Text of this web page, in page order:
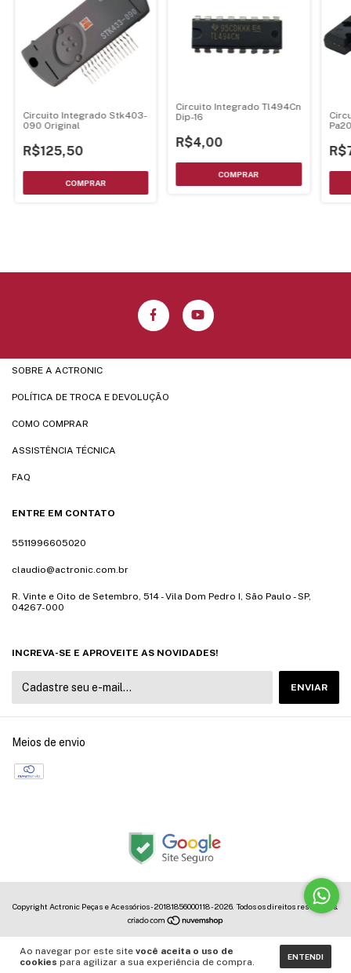
Ao navegar por este site você aceita o uso de
cookies para agilizar a sua experiência de compra. ENTENDI
Circuito Integrado Stk403-
090 Original
R$125,50
Circuito Integrado Tl494Cn
Dip-16
R$4,00
SOBRE A ACTRONIC
POLÍTICA DE TROCA E DEVOLUÇÃO
COMO COMPRAR
ASSISTÊNCIA TÉCNICA
FAQ
ENTRE EM CONTATO
5511996605020
claudio@actronic.com.br
R. Vinte e Oito de Setembro, 514 - Vila Dom Pedro I, São Paulo - SP,
04267-000
INCREVA-SE E APROVEITE AS NOVIDADES!
Meios de envio
Copyright Actronic Peças e Acessórios - 20181856000118 - 2026. Todos os direitos reservados.